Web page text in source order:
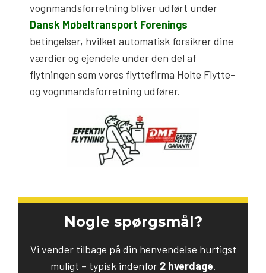
vognmandsforretning bliver udført under
Dansk Møbeltransport Forenings
betingelser, hvilket automatisk forsikrer dine
værdier og ejendele under den del af
flytningen som vores flyttefirma Holte Flytte-
og vognmandsforretning udfører.
Nogle spørgsmål?
Vi vender tilbage på din henvendelse hurtigst
muligt – typisk indenfor2 hverdage.